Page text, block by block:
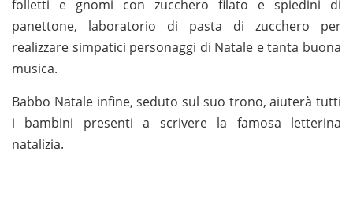
folletti e gnomi con zucchero filato e spiedini di
panettone, laboratorio di pasta di zucchero per
realizzare simpatici personaggi di Natale e tanta buona
musica.
Babbo Natale infine, seduto sul suo trono, aiuterà tutti
i bambini presenti a scrivere la famosa letterina
natalizia.